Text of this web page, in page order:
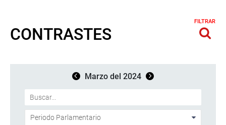
CONTRASTES
FILTRAR
Marzo del 2024